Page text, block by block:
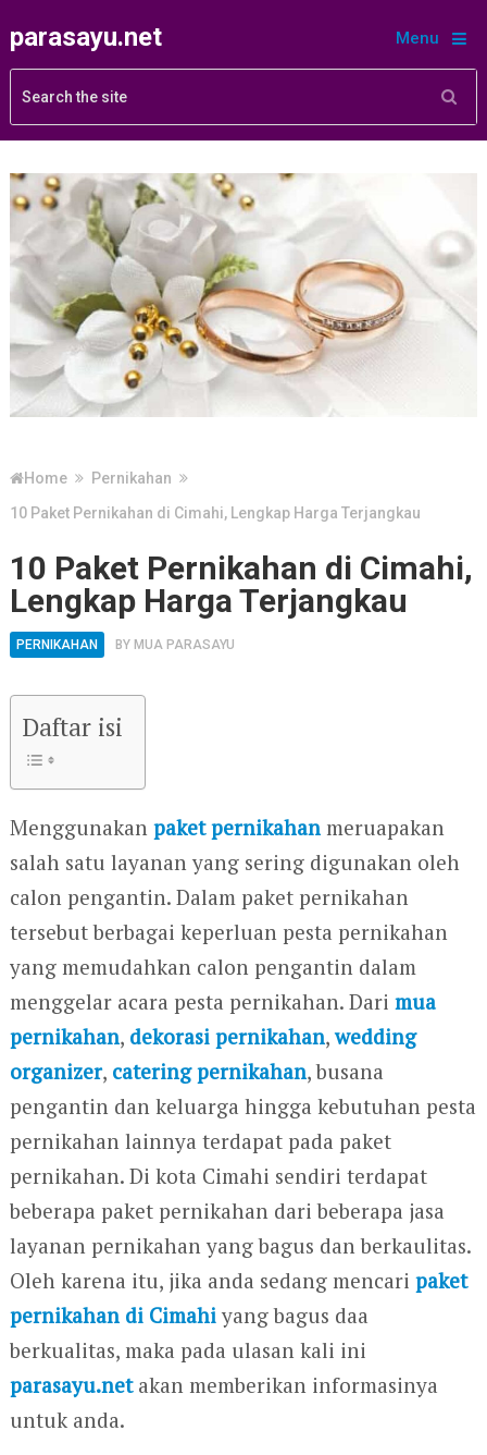
parasayu.net Menu
Home
Pernikahan
10 Paket Pernikahan di Cimahi, Lengkap Harga Terjangkau
10 Paket Pernikahan di Cimahi,
Lengkap Harga Terjangkau
PERNIKAHAN BY MUA PARASAYU
Daftar isi
Menggunakan paket pernikahanmeruapakan
salah satu layanan yang sering digunakan oleh
calon pengantin. Dalam paket pernikahan
tersebut berbagai keperluan pesta pernikahan
yang memudahkan calon pengantin dalam
menggelar acara pesta pernikahan. Dari mua
pernikahan, dekorasi pernikahan,wedding
organizer, catering pernikahan, busana
pengantin dan keluarga hingga kebutuhan pesta
pernikahan lainnya terdapat pada paket
pernikahan. Di kota Cimahi sendiri terdapat
beberapa paket pernikahan dari beberapa jasa
layanan pernikahan yang bagus dan berkaulitas.
Oleh karena itu, jika anda sedang mencari paket
pernikahan di Cimahiyang bagus daa
berkualitas, maka pada ulasan kali ini
parasayu.netakan memberikan informasinya
untuk anda.